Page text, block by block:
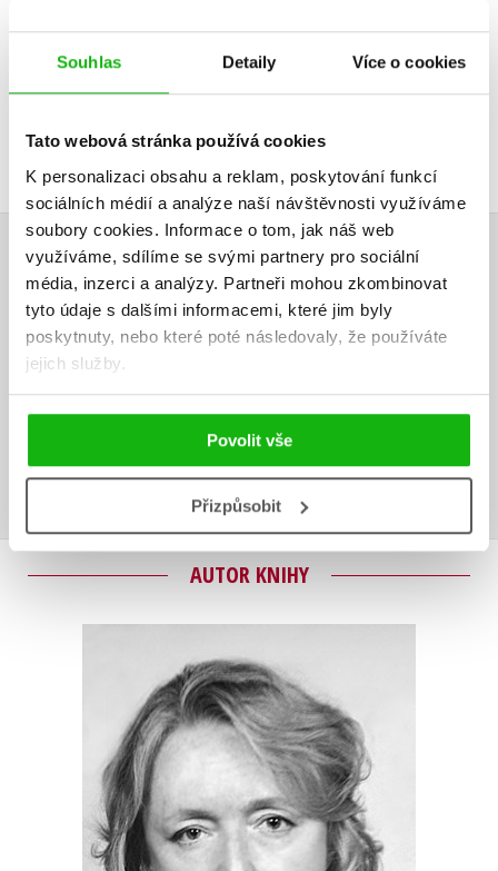
Souhlas Detaily Více o cookies
Tato webová stránka používá cookies
K personalizaci obsahu a reklam, poskytování funkcí
sociálních médií a analýze naší návštěvnosti využíváme
soubory cookies. Informace o tom, jak náš web
využíváme, sdílíme se svými partnery pro sociální
média, inzerci a analýzy. Partneři mohou zkombinovat
tyto údaje s dalšími informacemi, které jim byly
poskytnuty, nebo které poté následovaly, že používáte
jejich služby.
Povolit vše
Přizpůsobit
HODNOCENÍ ČTENÁŘŮ
V současné době nejsou vytvořena žádná uživatelská hodnocení.
Vaše hodnocení
Uživatelskou recenzi mohou vkládat pouze registrovaní uživatelé
Přihlásit
AUTOR KNIHY